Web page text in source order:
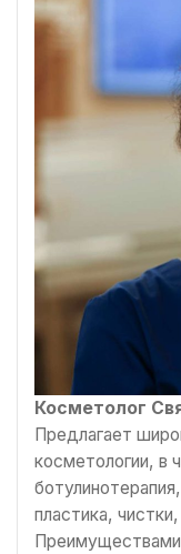
Косметолог
Предлагает
косметологии, в
пластика,
Преимуществами